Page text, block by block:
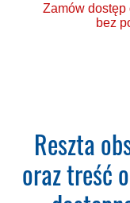
Zamów dostęp
bez
o
Reszta
oraz treść